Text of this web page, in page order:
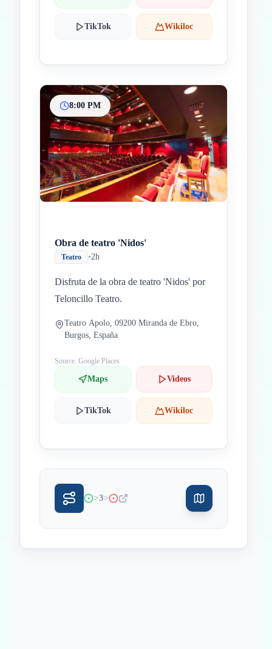
TikTok Wikiloc
8:00 PM
Obra de teatro 'Nidos'
Teatro •2h
Disfruta de la obra de teatro 'Nidos' por
Teloncillo Teatro.
Teatro Apolo, 09200 Miranda de Ebro,
Burgos, España
Source: Google Places
Maps Videos
TikTok Wikiloc
>3>